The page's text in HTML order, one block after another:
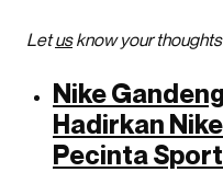
Letusknow your
Nike
Hadirkan
Pecinta